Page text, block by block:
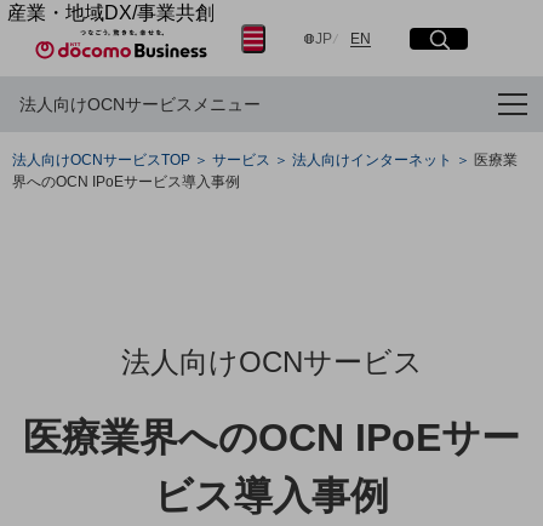
産業・地域DX/事業共創
OPEN HUB for Plural Futures
「社会可能性」を探究・実装する事業共創エコシステムです。
イベント/ウェビナー
記事コンテンツ
プレイヤー(カタリスト/パートナー企業)
Smart Education
Smart Healthcare
Smart Mobility
Smart Worksite
生成AI(Generative AI)
JP日本語
EN Englishサイト内検索
開く
メニュー
開く
法人向けOCNサービスメニュー
法人向けOCNサービスTOP サービス 法人向けインターネット
医療業
界へのOCN IPoEサービス導入事例
法人向けOCNサービス
医療業界へのOCN IPoEサー
ビス導入事例